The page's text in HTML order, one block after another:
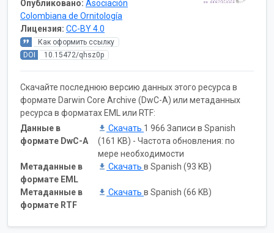
Опубликовано: Asociación
Colombiana de Ornitología
Лицензия: CC-BY 4.0
Как оформить ссылку
DOI
10.15472/qhsz0p
Скачайте последнюю версию данных этого ресурса в
формате Darwin Core Archive (DwC-A) или метаданных
ресурса в форматах EML или RTF:
Данные в
формате DwC-A
Скачать 1 966 Записи в Spanish
(161 KB) - Частота обновления: по
мере необходимости
Метаданные в
формате EML
Скачать в Spanish (93 KB)
Метаданные в
формате RTF
Скачать в Spanish (66 KB)